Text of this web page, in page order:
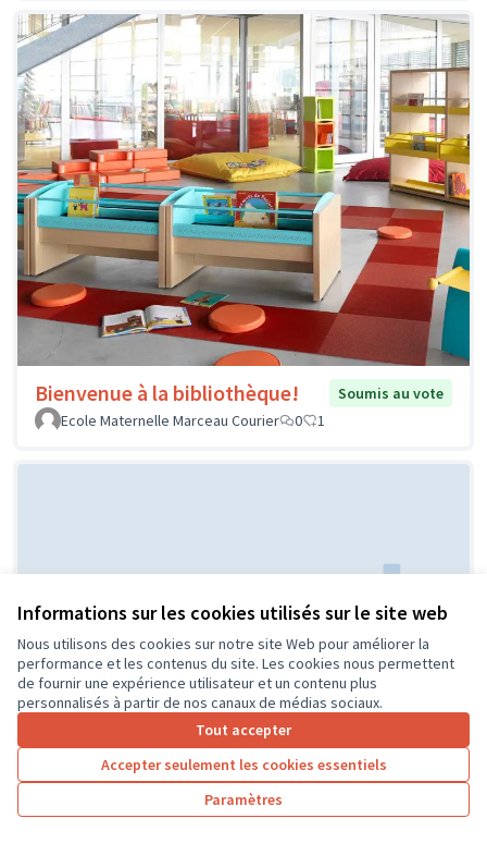
Informations sur les cookies utilisés sur le site web
Nous utilisons des cookies sur notre site Web pour améliorer la
performance et les contenus du site. Les cookies nous permettent
de fournir une expérience utilisateur et un contenu plus
personnalisés à partir de nos canaux de médias sociaux.
Tout accepter
Accepter seulement les cookies essentiels
Paramètres
Bienvenue à la bibliothèque!
Soumis au vote
Ecole Maternelle Marceau Courier
0 1
Réaménagement de la classe de
CP
Soumis au
vote
ECOLE PUBLIQUE
0 0